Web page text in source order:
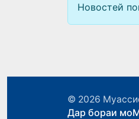
Новостей
© 2026
Дар бораи мо